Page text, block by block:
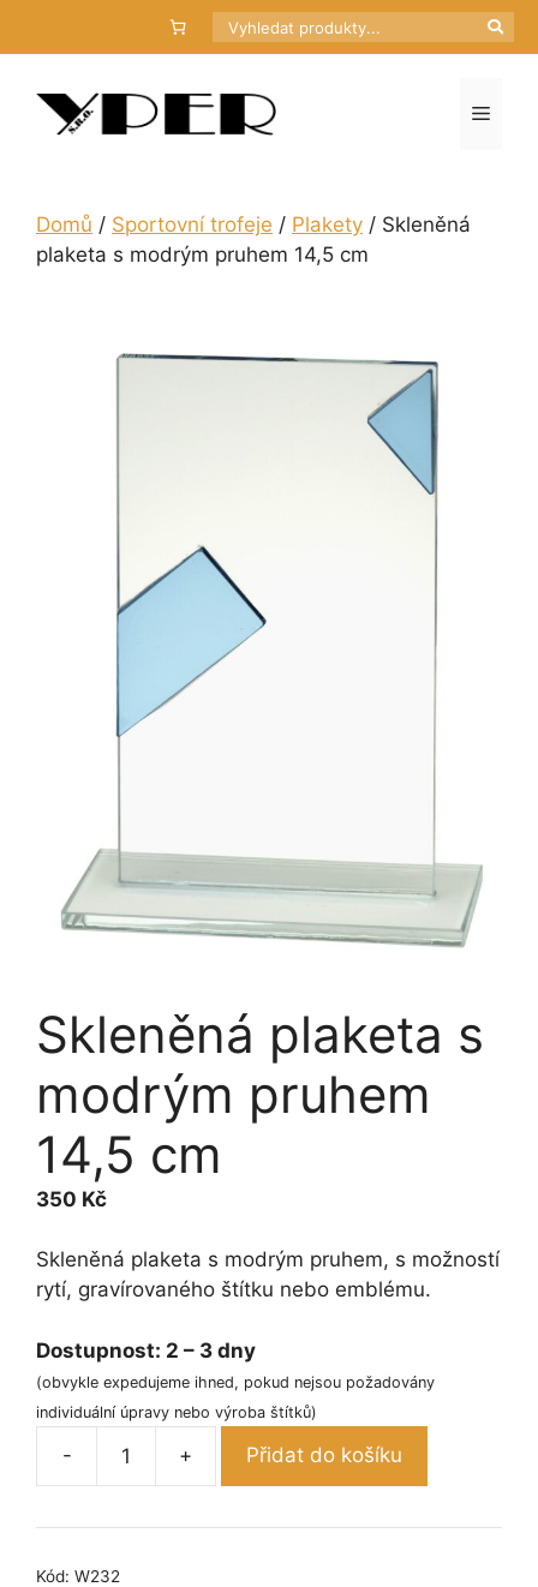
Hledat
Menu
Domů / Sportovní trofeje / Plakety / Skleněná
plaketa s modrým pruhem 14,5 cm
Skleněná plaketa s
modrým pruhem
14,5 cm
350 Kč
Skleněná plaketa s modrým pruhem, s možností
rytí, gravírovaného štítku nebo emblému.
Dostupnost: 2 – 3 dny
(obvykle expedujeme ihned, pokud nejsou požadovány
individuální úpravy nebo výroba štítků)
-
Skleněná
s
+ Přidat do košíku
Kód: W232